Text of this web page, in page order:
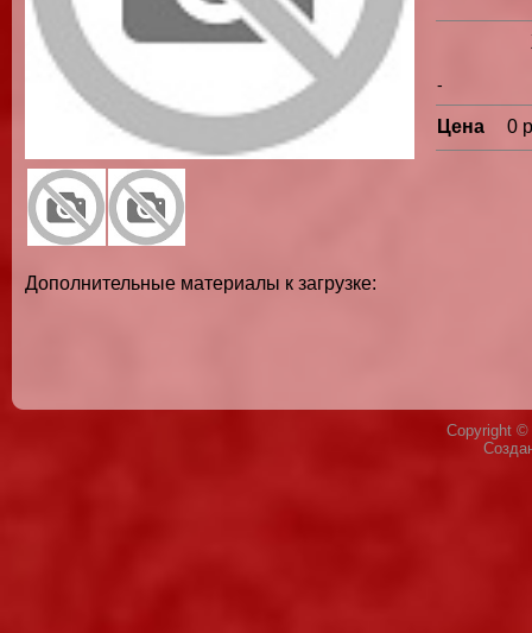
Дополнительные материалы к загрузке:
-
Цена 0
Copyright